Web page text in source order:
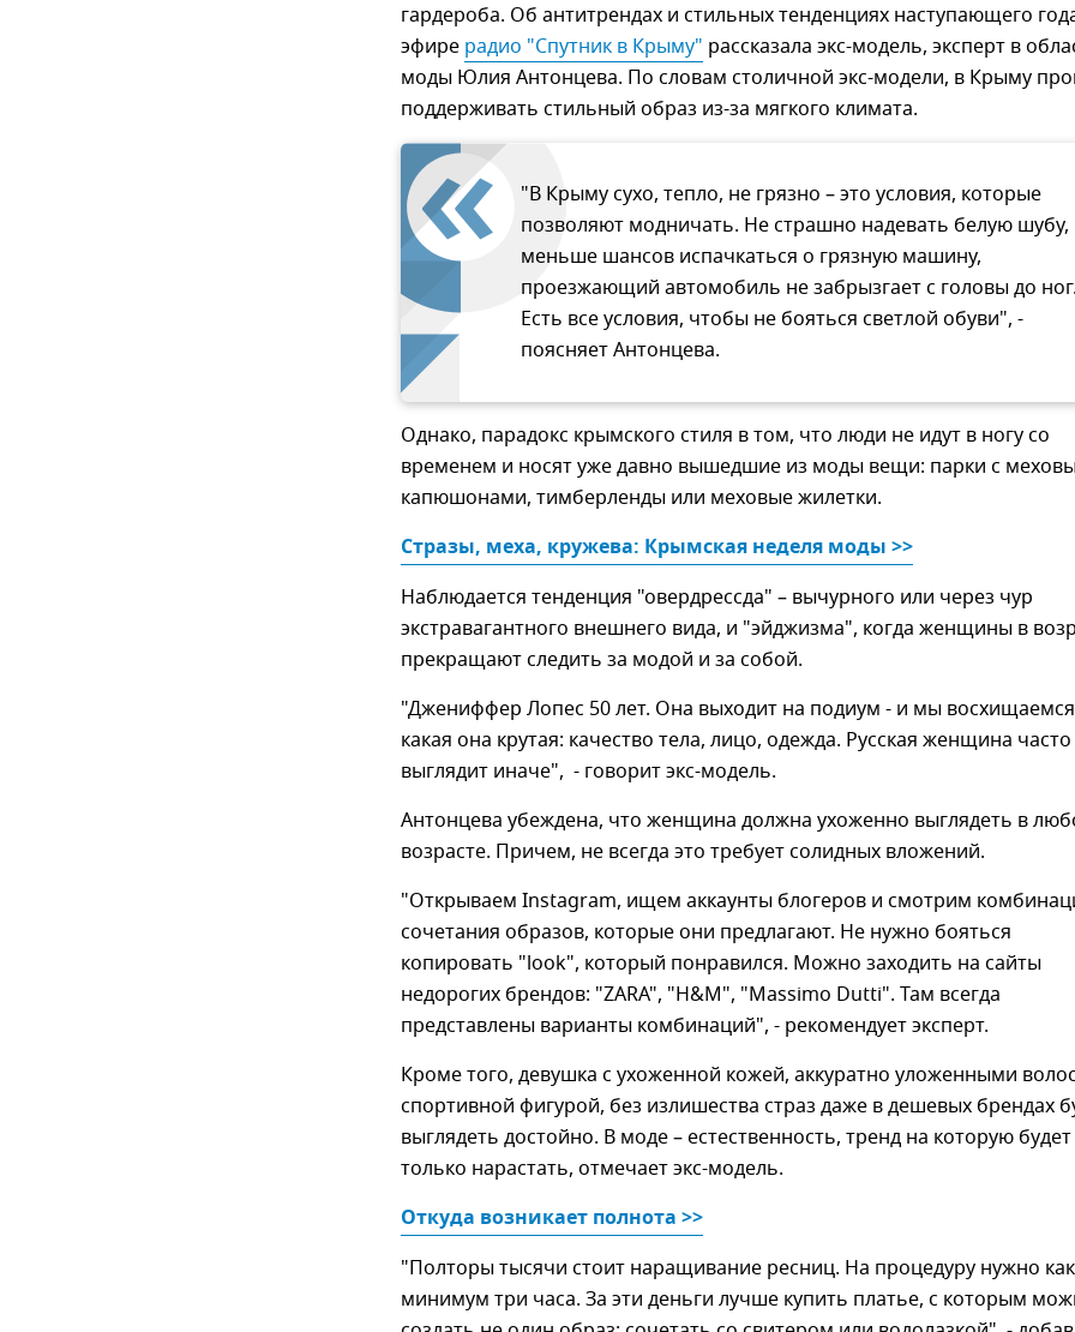
гардероба. Об антитрендах и стильных тенденциях наступающего
эфире радио "Спутник в Крыму" рассказала экс-модель, эксперт в
моды Юлия Антонцева. По словам столичной экс-модели, в Крыму
поддерживать стильный образ из-за мягкого климата.
"В Крыму сухо, тепло, не грязно – это условия, которые
позволяют модничать. Не страшно надевать белую шубу,
меньше шансов испачкаться о грязную машину,
проезжающий автомобиль не забрызгает с головы до ног.
Есть все условия, чтобы не бояться светлой обуви", -
поясняет Антонцева.
Однако, парадокс крымского стиля в том, что люди не идут в ногу со
временем и носят уже давно вышедшие из моды вещи: парки с
капюшонами, тимберленды или меховые жилетки.
Стразы, меха, кружева: Крымская неделя моды >>
Наблюдается тенденция "овердрессда" – вычурного или через чур
экстравагантного внешнего вида, и "эйджизма", когда женщины в
прекращают следить за модой и за собой.
"Джениффер Лопес 50 лет. Она выходит на подиум - и мы
какая она крутая: качество тела, лицо, одежда. Русская женщина часто
выглядит иначе", - говорит экс-модель.
Антонцева убеждена, что женщина должна ухоженно выглядеть в
возрасте. Причем, не всегда это требует солидных вложений.
"Открываем Instagram, ищем аккаунты блогеров и смотрим
сочетания образов, которые они предлагают. Не нужно бояться
копировать "look", который понравился. Можно заходить на сайты
недорогих брендов: "ZARA", "H&M", "Massimo Dutti". Там всегда
представлены варианты комбинаций", - рекомендует эксперт.
Кроме того, девушка с ухоженной кожей, аккуратно уложенными
спортивной фигурой, без излишества страз даже в дешевых брендах
выглядеть достойно. В моде – естественность, тренд на которую будет
только нарастать, отмечает экс-модель.
Откуда возникает полнота >>
"Полторы тысячи стоит наращивание ресниц. На процедуру нужно как
минимум три часа. За эти деньги лучше купить платье, с которым